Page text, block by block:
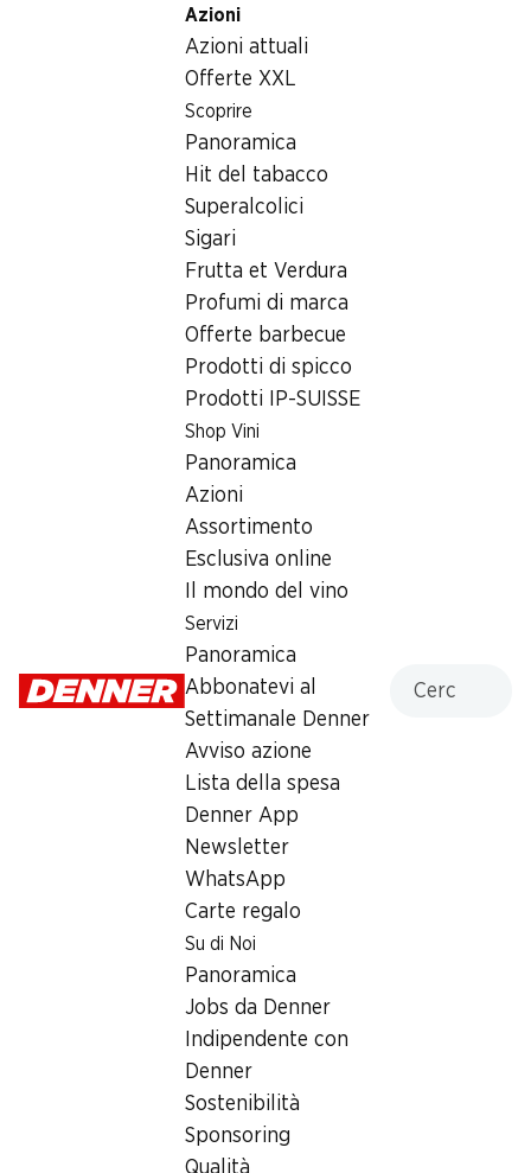
Azioni
Azioni attuali
Offerte XXL
Scoprire
Panoramica
Hit del tabacco
Superalcolici
Sigari
Frutta et Verdura
Profumi di marca
Offerte barbecue
Prodotti di spicco
Prodotti IP-SUISSE
Shop Vini
Panoramica
Azioni
Assortimento
Esclusiva online
Il mondo del vino
Servizi
Panoramica
Abbonatevi al
Settimanale Denner
Avviso azione
Lista della spesa
Denner App
Newsletter
WhatsApp
Carte regalo
Su di Noi
Panoramica
Jobs da Denner
Indipendente con
Denner
Sostenibilità
Sponsoring
Qualità
Superalcolici
The Botanist Islay Dry Gin
1027375
Con la newsletter di Denner si rimane sempre aggiornati. Si
Filiali
Ricerca di filiale